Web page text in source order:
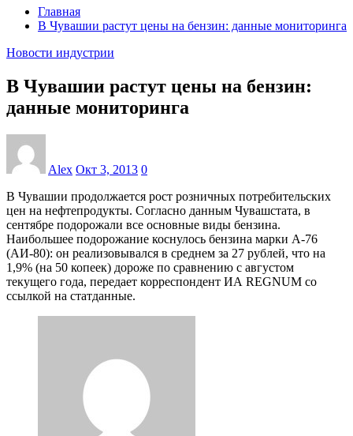
Главная
В Чувашии растут цены на бензин: данные мониторинга
Новости индустрии
В Чувашии растут цены на бензин:
данные мониторинга
Alex Окт 3, 2013 0
В Чувашии продолжается рост розничных потребительских
цен на нефтепродукты. Согласно данным Чувашстата, в
сентябре подорожали все основные виды бензина.
Наибольшее подорожание коснулось бензина марки А-76
(АИ-80): он реализовывался в среднем за 27 рублей, что на
1,9% (на 50 копеек) дороже по сравнению с августом
текущего года, передает корреспондент ИА REGNUM со
ссылкой на статданные.